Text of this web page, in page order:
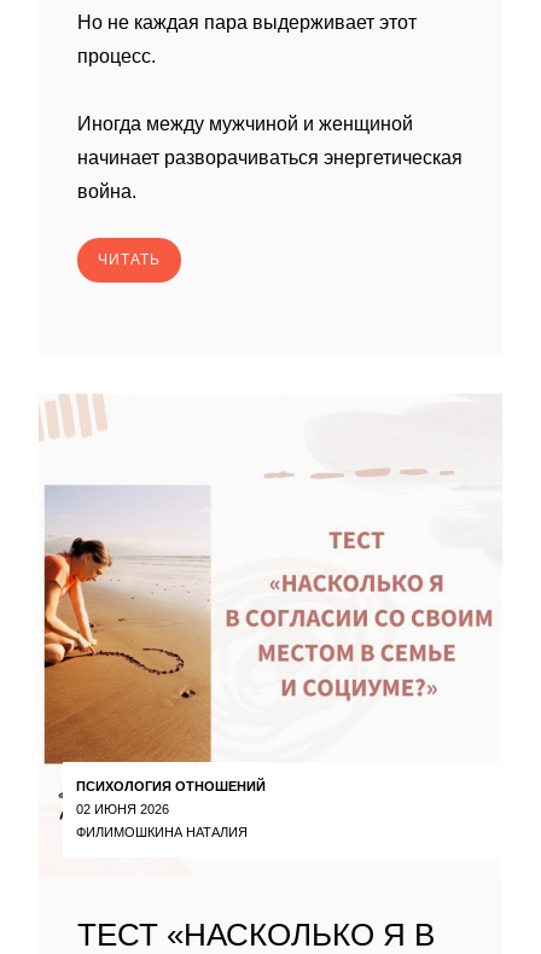
Но не каждая пара выдерживает этот
процесс.
Иногда между мужчиной и женщиной
начинает разворачиваться энергетическая
война.
ЧИТАТЬ
ПСИХОЛОГИЯ ОТНОШЕНИЙ
02 ИЮНЯ 2026
ФИЛИМОШКИНА НАТАЛИЯ
ТЕСТ «НАСКОЛЬКО Я В